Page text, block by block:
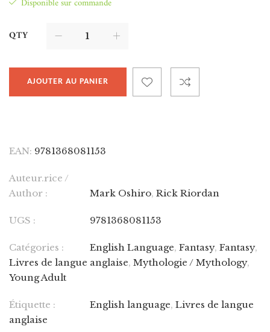
QTY
AJOUTER AU PANIER
EAN: 9781368081153
Auteur.rice /
Author :
Mark Oshiro, Rick Riordan
UGS : 9781368081153
Catégories : English Language, Fantasy, Fantasy,
Livres de langue anglaise, Mythologie / Mythology,
Young Adult
Étiquette : English language, Livres de langue
anglaise